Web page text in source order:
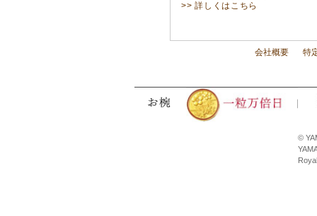
>> 詳しくはこちら
会社概要 特
©